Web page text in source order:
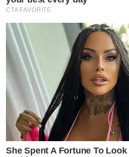
CTA FAVORITE
She Spent A Fortune To